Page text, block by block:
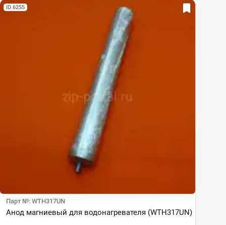
ID 6255
Парт №: WTH317UN
Анод магниевый для водонагревателя (WTH317UN)